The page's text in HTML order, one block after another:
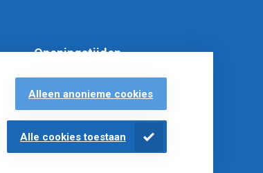
Alleen anonieme cookies
Alle cookies toestaan
Openingstijden